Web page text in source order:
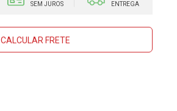
SEM JUROS
ENTREGA
CALCULAR FRETE